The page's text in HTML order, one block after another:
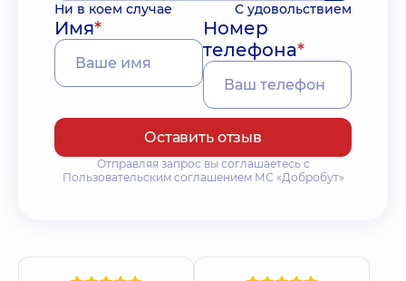
Ни в коем случае С удовольствием
Имя*
Номер
телефона*
Оставить отзыв
Отправляя запрос вы соглашаетесь с
Пользовательским соглашением МС «Добробут»